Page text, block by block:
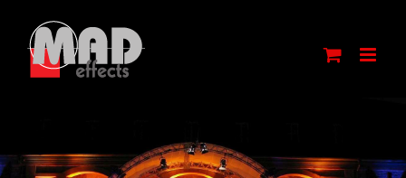
Inhalt
springen